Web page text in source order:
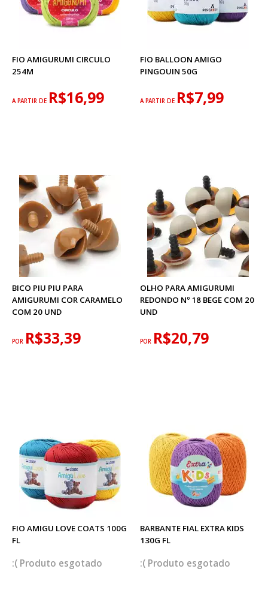
FIO AMIGURUMI CIRCULO
254M
A PARTIR DE R$16,99
FIO BALLOON AMIGO
PINGOUIN 50G
A PARTIR DE R$7,99
BICO PIU PIU PARA
AMIGURUMI COR CARAMELO
COM 20 UND
POR R$33,39
OLHO PARA AMIGURUMI
REDONDO Nº 18 BEGE COM 20
UND
POR R$20,79
FIO AMIGU LOVE COATS 100G
FL
esgotado
BARBANTE FIAL EXTRA KIDS
130G FL
esgotado